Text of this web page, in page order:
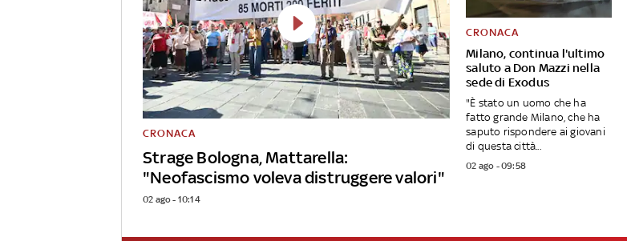
Strage Bologna, Mattarella:
"Neofascismo voleva distruggere valori"
CRONACA
02 ago - 10:14
Milano, continua l'ultimo
saluto a Don Mazzi nella
sede di Exodus
CRONACA
"È stato un uomo che ha
fatto grande Milano, che ha
saputo rispondere ai giovani
di questa città...
02 ago - 09:58